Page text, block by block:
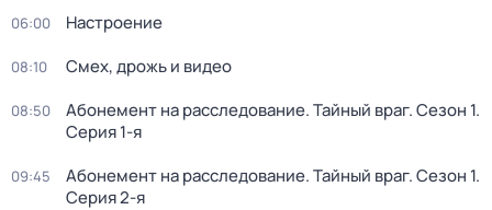
06:00 Настроение
08:10 Смех, дрожь и видео
08:50 Абонемент на расследование. Тайный враг. Сезон 1.
Серия 1-я
09:45 Абонемент на расследование. Тайный враг. Сезон 1.
Серия 2-я